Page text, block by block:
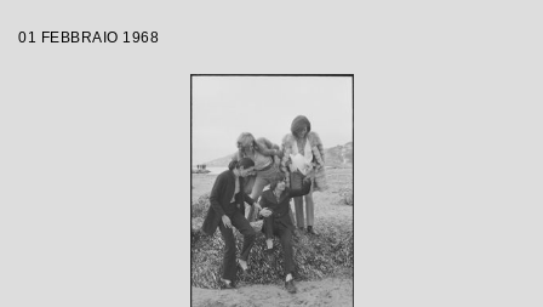
01 FEBBRAIO 1968